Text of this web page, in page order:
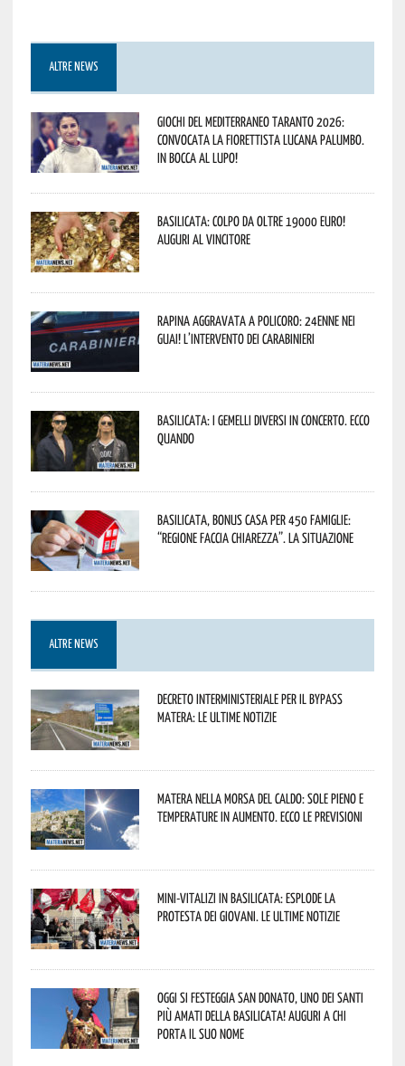
ALTRE NEWS
Giochi del Mediterraneo Taranto 2026:
convocata la fiorettista lucana Palumbo.
In bocca al lupo!
Basilicata: colpo da oltre 19000 Euro!
Auguri al vincitore
Rapina aggravata a Policoro: 24enne nei
guai! L’intervento dei Carabinieri
Basilicata: i Gemelli DiVersi in concerto. Ecco
quando
Basilicata, Bonus casa per 450 famiglie:
“Regione faccia chiarezza”. La situazione
ALTRE NEWS
Decreto interministeriale per il Bypass
Matera: le ultime notizie
Matera nella morsa del caldo: sole pieno e
temperature in aumento. Ecco le previsioni
Mini-vitalizi in Basilicata: esplode la
protesta dei giovani. Le ultime notizie
Oggi si festeggia San Donato, uno dei Santi
più amati della Basilicata! Auguri a chi
porta il suo nome